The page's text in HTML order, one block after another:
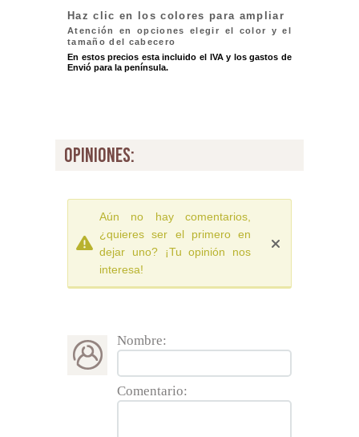
Haz clic en los colores para ampliar
Atención en opciones elegir el color y el
tamaño del cabecero
En estos precios esta incluido el IVA y los gastos de
Envió para la península.
opiniones:
Aún no hay comentarios,
¿quieres ser el primero en
dejar uno? ¡Tu opinión nos
interesa!
Nombre:
Comentario: